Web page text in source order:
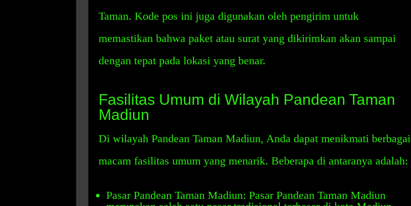
Taman. Kode pos ini juga digunakan oleh pengirim untuk
memastikan bahwa paket atau surat yang dikirimkan akan sampai
dengan tepat pada lokasi yang benar.
Fasilitas Umum di Wilayah Pandean Taman
Madiun
Di wilayah Pandean Taman Madiun, Anda dapat menikmati berbagai
macam fasilitas umum yang menarik. Beberapa di antaranya adalah:
Pasar Pandean Taman Madiun: Pasar Pandean Taman Madiun